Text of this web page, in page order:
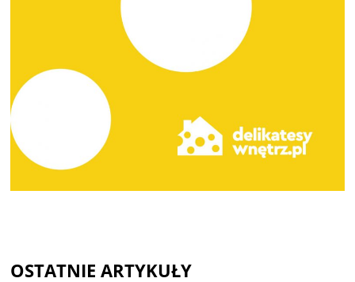
OSTATNIE ARTYKUŁY